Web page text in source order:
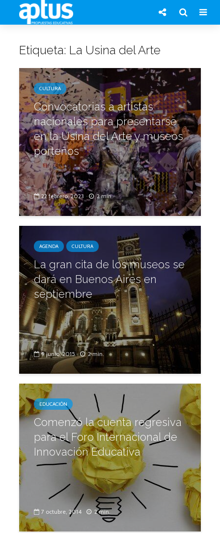
Etiqueta: La Usina del Arte
CULTURA
Convocatorias a artistas
nacionales para presentarse
en la Usina del Arte y museos
porteños
22 febrero, 2023 2 min.
AGENDA CULTURA
La gran cita de los museos se
dará en Buenos Aires en
septiembre
9 junio, 2015 2 min.
EDUCACIÓN
Comenzó la cuenta regresiva
para el Foro Internacional de
Innovación Educativa
7 octubre, 2014 2 min.